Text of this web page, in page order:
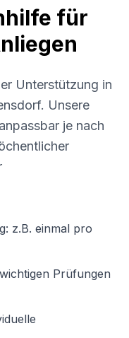
für
Unterstützung in
. Unsere
je nach
z.B. einmal pro
Prüfungen